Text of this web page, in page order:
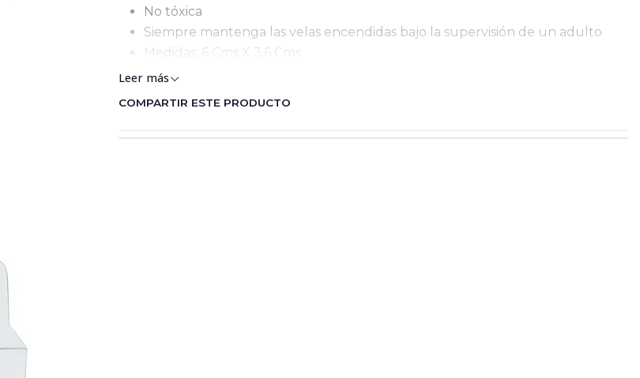
No tóxica
Siempre mantenga las velas encendidas bajo la supervisión de un adulto
Medidas: 6 Cms X 3.6 Cms
Leer más
COMPARTIR ESTE PRODUCTO